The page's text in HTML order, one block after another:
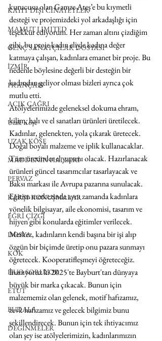
KAYIT DIŞI CİNAYETLER
MAMUT LIMITED
GENÇ SANATÇILAR DOSYASI
İZMİR
FRANÇAIS
AÇIK ÇAĞRI
Uzak Köşe
UZAK KÖŞE
MADDENİN HALLERİ
PERVAZ
KARŞI-KONUŞMALAR
EĞRİ ÇİZGİ
DOSYA
KÖK
HUO SORUYOR
ETÜT
BUDALA
DEĞİNMELER
kurucusu olan Gamze Ateş’e bu kıymetli
desteği ve projemizdeki yol arkadaşlığı için
teşekkür ediyorum. Her zaman altını çizdiğim
gibi, bu proje kadın eliyle kadına değer
katmaya çalışan, kadınlara emanet bir proje. Bu
nedenle böylesine değerli bir desteğin bir
kadından geliyor olması bizleri ayrıca çok
mutlu etti.
Atölyelerimizde geleneksel dokuma ehram,
kilim, halı ve el sanatları ürünleri üretilecek.
Kadınlar, gelenekten, yola çıkarak üretecek.
Doğal boyalı malzeme ve iplik kullanacaklar.
Tüm üretimler el yapımı olacak. Hazırlanacak
ürünleri güncel tasarımcılar tasarlayacak ve
Baksı markası ile Avrupa pazarına sunulacak.
Eğitim merkezinde aynı zamanda kadınlara
yönelik bilgisayar, aile ekonomisi, tasarım ve
hijyen gibi konularda eğitimler verilecek.
Merkez, kadınların kendi başına bir işi alıp
özgün bir biçimde üretip onu pazara sunmayı
öğretecek. Kooperatifleşmeyi öğreteceğiz.
İnanıyoruz ki 2025'te Bayburt'tan dünyaya
büyük bir marka çıkacak. Bunun için
malzememiz olan gelenek, motif hafızamız,
zevk hafızamız ve gelecek bilgimiz bunu
şekillendirecek. Bunun için tek ihtiyacımız
olan şey ise atölyelerimizin, kadınlarımızın